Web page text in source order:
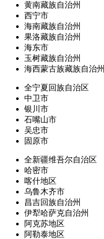
黄南藏族自治州
西宁市
海南藏族自治州
果洛藏族自治州
海东市
玉树藏族自治州
海西蒙古族藏族自治州
全宁夏回族自治区
中卫市
银川市
石嘴山市
吴忠市
固原市
全新疆维吾尔自治区
哈密市
喀什地区
乌鲁木齐市
昌吉回族自治州
伊犁哈萨克自治州
阿克苏地区
阿勒泰地区